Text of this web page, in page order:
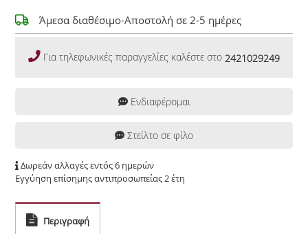
Άμεσα διαθέσιμο-Αποστολή σε 2-5 ημέρες
Για τηλεφωνικές παραγγελίες καλέστε στο 2421029249
Ενδιαφέρομαι
Στείλτο σε φίλο
Δωρεάν αλλαγές εντός 6 ημερών
Εγγύηση επίσημης αντιπροσωπείας 2 έτη
Περιγραφή